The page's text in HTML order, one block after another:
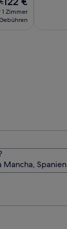
Preis
beträgt
1 Zimmer
Spanien